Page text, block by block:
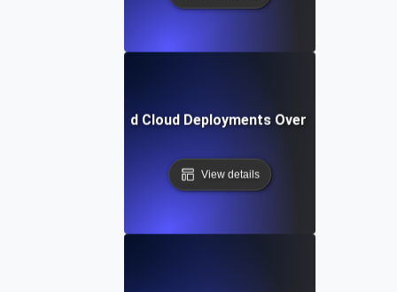
Testing for Hybrid Cloud Deployments Over Extended
View details